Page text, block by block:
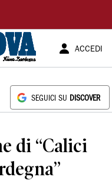
ACCEDI
SEGUICI SU DISCOVER
di “Calici